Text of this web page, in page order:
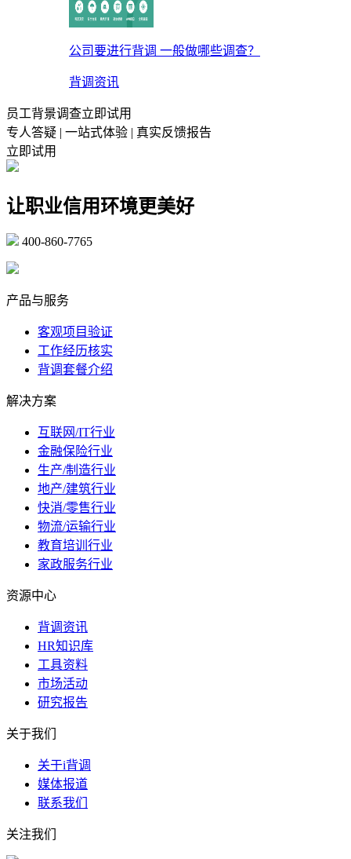
公司要进行背调 一般做哪些调查？
背调资讯
员工背景调查立即试用
专人答疑 | 一站式体验 | 真实反馈报告
立即试用
让职业信用环境更美好
400-860-7765
产品与服务
客观项目验证
工作经历核实
背调套餐介绍
解决方案
互联网/IT行业
金融保险行业
生产/制造行业
地产/建筑行业
快消/零售行业
物流/运输行业
教育培训行业
家政服务行业
资源中心
背调资讯
HR知识库
工具资料
市场活动
研究报告
关于我们
关于i背调
媒体报道
联系我们
关注我们